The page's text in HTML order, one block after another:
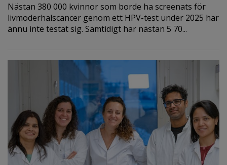
Nästan 380 000 kvinnor som borde ha screenats för
livmoderhalscancer genom ett HPV-test under 2025 har
ännu inte testat sig. Samtidigt har nästan 5 70...